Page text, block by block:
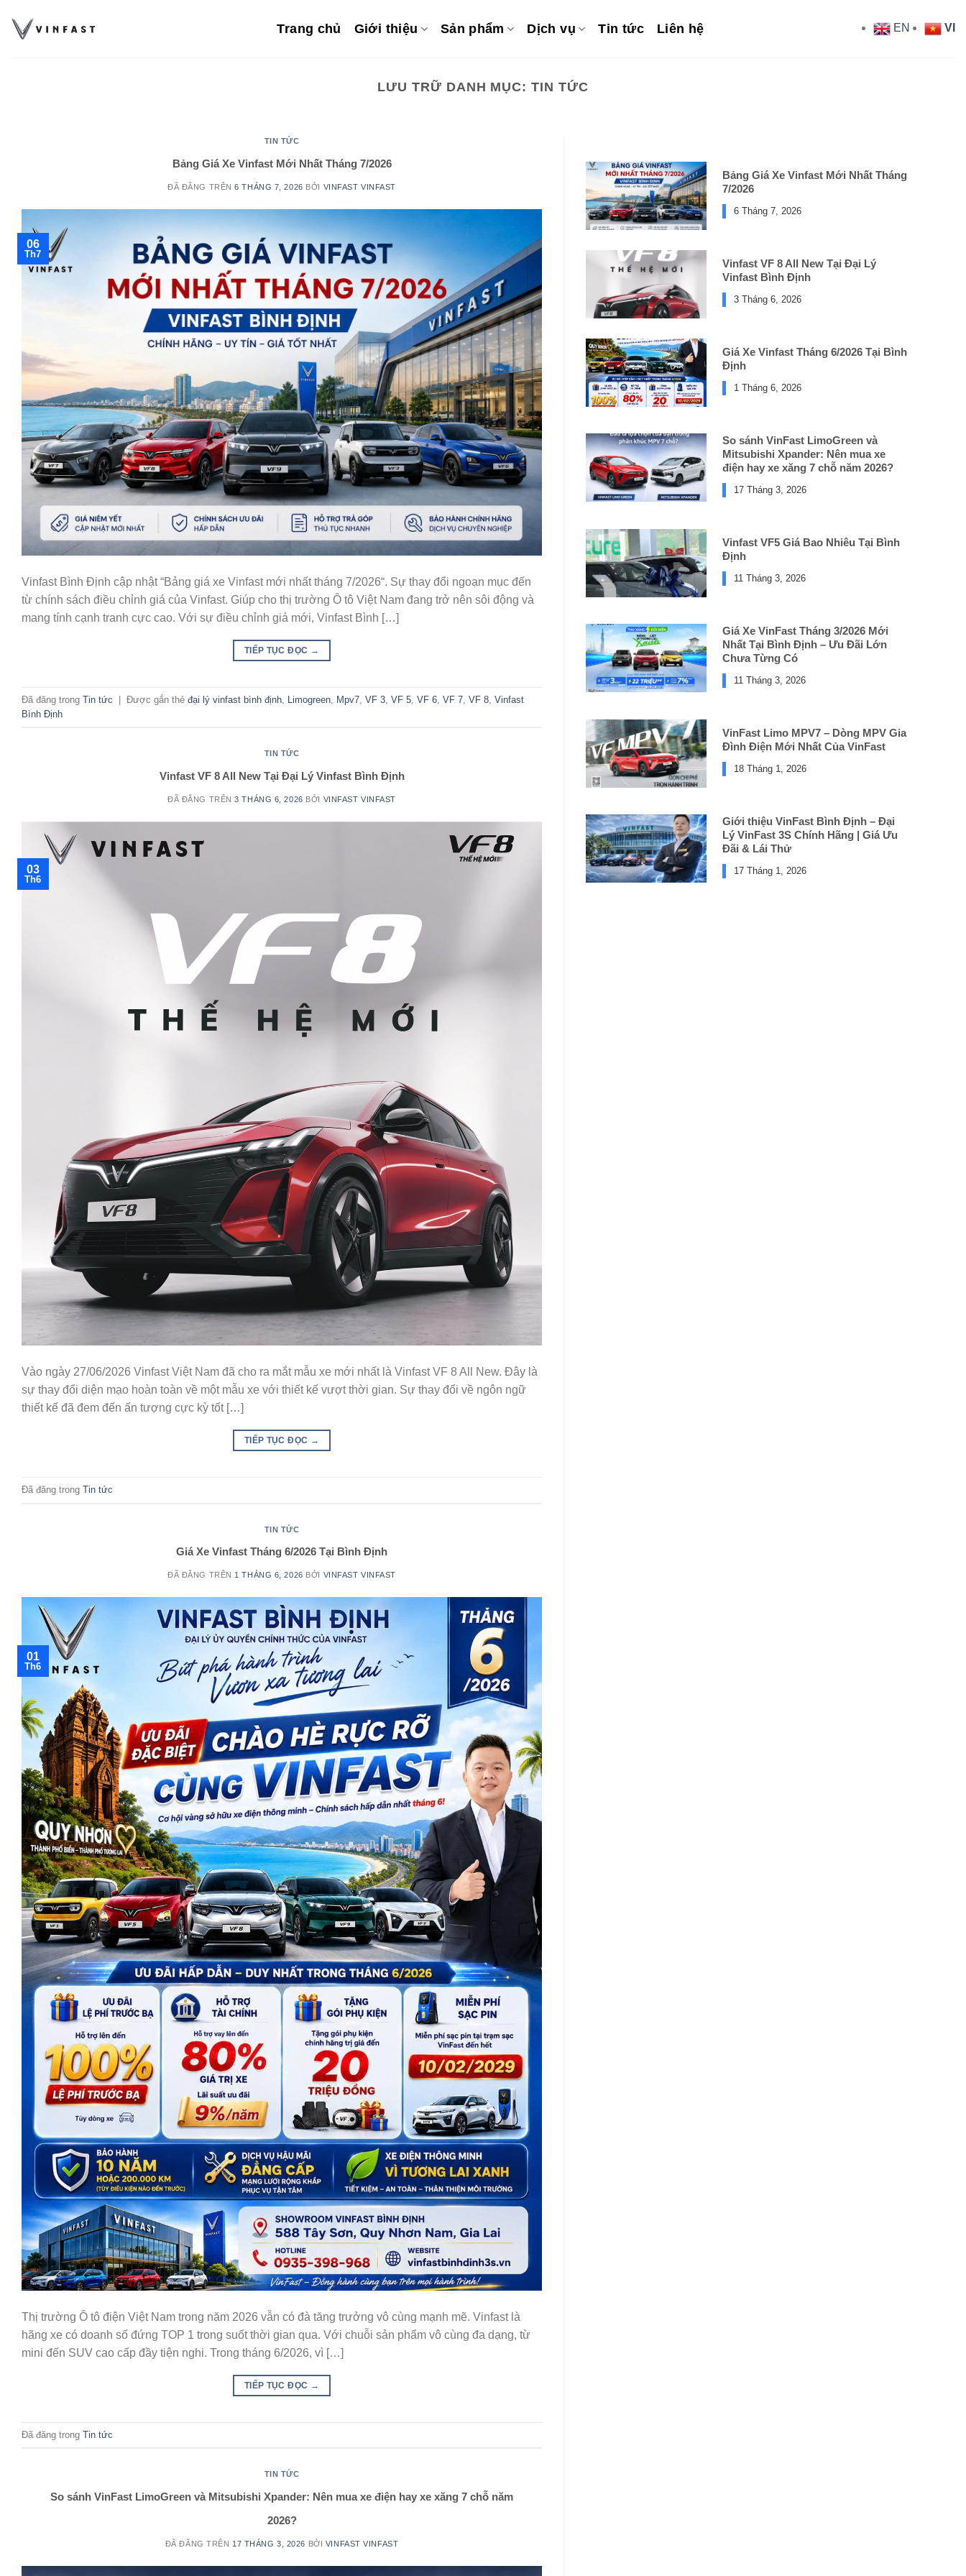
đến
Trang chủ Giới thiệu Sản phẩm Dịch vụ Tin tức Liên hệ EN VI
LƯU TRỮ DANH MỤC:TIN TỨC
TIN TỨC
Bảng Giá Xe Vinfast Mới Nhất Tháng 7/2026
ĐÃ ĐĂNG TRÊN6 THÁNG 7, 2026 BỞI VINFAST VINFAST
06
Th7
Vinfast Bình Định cập nhật “Bảng giá xe Vinfast mới nhất tháng 7/2026“. Sự thay đổi ngoạn mục đến
từ chính sách điều chỉnh giá của Vinfast. Giúp cho thị trường Ô tô Việt Nam đang trở nên sôi động và
mang tính cạnh tranh cực cao. Với sự điều chỉnh giá mới, Vinfast Bình […]
TIẾP TỤC ĐỌC →
Đã đăng trong Tin tức | Được gắn thẻ đại lý vinfast bình định Limogreen Mpv7 VF 3 VF 5 VF 6 VF 7 VF 8 Vinfast
Bình Định
TIN TỨC
Vinfast VF 8 All New Tại Đại Lý Vinfast Bình Định
ĐÃ ĐĂNG TRÊN3 THÁNG 6, 2026 BỞI VINFAST VINFAST
03
Th6
Vào ngày 27/06/2026 Vinfast Việt Nam đã cho ra mắt mẫu xe mới nhất là Vinfast VF 8 All New. Đây là
sự thay đổi diện mạo hoàn toàn về một mẫu xe với thiết kế vượt thời gian. Sự thay đổi về ngôn ngữ
thiết kế đã đem đến ấn tượng cực kỳ tốt […]
TIẾP TỤC ĐỌC →
Đã đăng trong Tin tức
TIN TỨC
Giá Xe Vinfast Tháng 6/2026 Tại Bình Định
ĐÃ ĐĂNG TRÊN 1 THÁNG 6, 2026 BỞI VINFAST VINFAST
01
Th6
Thị trường Ô tô điện Việt Nam trong năm 2026 vẫn có đà tăng trưởng vô cùng mạnh mẽ. Vinfast là
hãng xe có doanh số đứng TOP 1 trong suốt thời gian qua. Với chuỗi sản phẩm vô cùng đa dạng, từ
mini đến SUV cao cấp đầy tiện nghi. Trong tháng 6/2026, vì […]
TIẾP TỤC ĐỌC →
Đã đăng trong Tin tức
TIN TỨC
So sánh VinFast LimoGreen và Mitsubishi Xpander: Nên mua xe điện hay xe xăng 7 chỗ năm
2026?
ĐÃ ĐĂNG TRÊN 17 THÁNG 3, 2026 BỞI VINFAST VINFAST
Bảng Giá Xe Vinfast Mới Nhất Tháng
7/2026
6 Tháng 7, 2026
Vinfast VF 8 All New Tại Đại Lý
Vinfast Bình Định
3 Tháng 6, 2026
Giá Xe Vinfast Tháng 6/2026 Tại Bình
Định
1 Tháng 6, 2026
So sánh VinFast LimoGreen và
Mitsubishi Xpander: Nên mua xe
điện hay xe xăng 7 chỗ năm 2026?
17 Tháng 3, 2026
Vinfast VF5 Giá Bao Nhiêu Tại Bình
Định
11 Tháng 3, 2026
Giá Xe VinFast Tháng 3/2026 Mới
Nhất Tại Bình Định – Ưu Đãi Lớn
Chưa Từng Có
11 Tháng 3, 2026
VinFast Limo MPV7 – Dòng MPV Gia
Đình Điện Mới Nhất Của VinFast
18 Tháng 1, 2026
Giới thiệu VinFast Bình Định – Đại
Lý VinFast 3S Chính Hãng | Giá Ưu
Đãi & Lái Thử
17 Tháng 1, 2026